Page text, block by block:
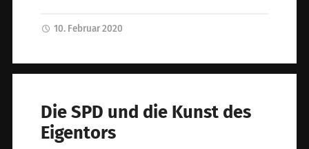
10. Februar 2020
Die SPD und die Kunst des
Eigentors